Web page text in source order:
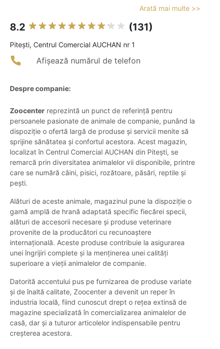
Arată mai multe >>
8.2 (131)
Piteşti, Centrul Comercial AUCHAN nr 1
Afișează numărul de telefon
Despre companie:
Zoocenter reprezintă un punct de referință pentru
persoanele pasionate de animale de companie, punând la
dispoziție o ofertă largă de produse și servicii menite să
sprijine sănătatea și confortul acestora. Acest magazin,
localizat în Centrul Comercial AUCHAN din Pitești, se
remarcă prin diversitatea animalelor vii disponibile, printre
care se numără câini, pisici, rozătoare, păsări, reptile și
pești.
Alături de aceste animale, magazinul pune la dispoziție o
gamă amplă de hrană adaptată specific fiecărei specii,
alături de accesorii necesare și produse veterinare
provenite de la producători cu recunoaștere
internațională. Aceste produse contribuie la asigurarea
unei îngrijiri complete și la menținerea unei calități
superioare a vieții animalelor de companie.
Datorită accentului pus pe furnizarea de produse variate
și de înaltă calitate, Zoocenter a devenit un reper în
industria locală, fiind cunoscut drept o rețea extinsă de
magazine specializată în comercializarea animalelor de
casă, dar și a tuturor articolelor indispensabile pentru
creșterea acestora.